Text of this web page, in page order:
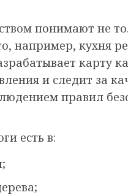
понимают не
например, кухня
карту
и следит за
правил
есть в: